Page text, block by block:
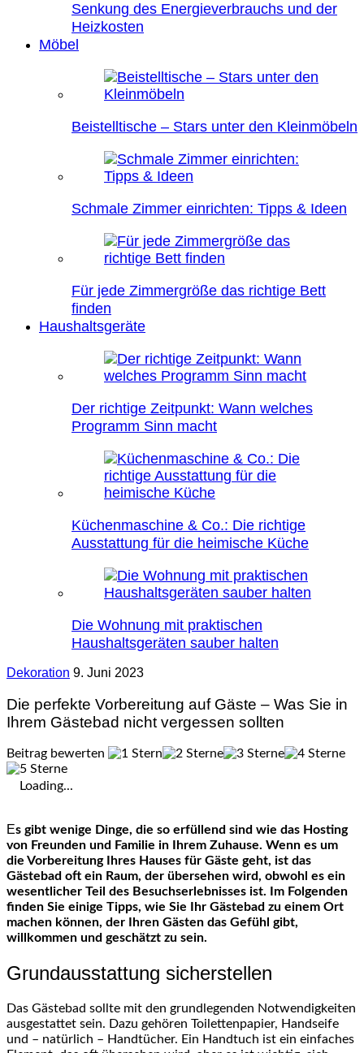
Senkung des Energieverbrauchs und der
Heizkosten
Möbel
Beistelltische – Stars unter den Kleinmöbeln
Schmale Zimmer einrichten: Tipps & Ideen
Für jede Zimmergröße das richtige Bett
finden
Haushaltsgeräte
Der richtige Zeitpunkt: Wann welches
Programm Sinn macht
Küchenmaschine & Co.: Die richtige
Ausstattung für die heimische Küche
Die Wohnung mit praktischen
Haushaltsgeräten sauber halten
Dekoration 9. Juni 2023
Die perfekte Vorbereitung auf Gäste – Was Sie in
Ihrem Gästebad nicht vergessen sollten
Beitrag bewerten
Loading...
Es gibt wenige Dinge, die so erfüllend sind wie das Hosting
von Freunden und Familie in Ihrem Zuhause. Wenn es um
die Vorbereitung Ihres Hauses für Gäste geht, ist das
Gästebad oft ein Raum, der übersehen wird, obwohl es ein
wesentlicher Teil des Besuchserlebnisses ist. Im Folgenden
finden Sie einige Tipps, wie Sie Ihr Gästebad zu einem Ort
machen können, der Ihren Gästen das Gefühl gibt,
willkommen und geschätzt zu sein.
Grundausstattung sicherstellen
Das Gästebad sollte mit den grundlegenden Notwendigkeiten
ausgestattet sein. Dazu gehören Toilettenpapier, Handseife
und – natürlich – Handtücher. Ein Handtuch ist ein einfaches